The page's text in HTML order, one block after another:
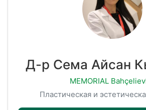
Д-р Сема Айсан
MEMORIAL
Пластическая и